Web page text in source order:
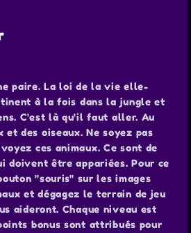
paire. La loi de la vie elle-
à la fois dans la jungle et
C'est là qu'il faut aller. Au
et des oiseaux. Ne soyez pas
ces animaux. Ce sont de
doivent être appariées. Pour ce
"souris" sur les images
et dégagez le terrain de jeu
aideront. Chaque niveau est
bonus sont attribués pour